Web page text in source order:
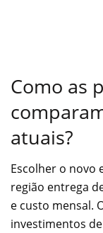
Como as
atuais?
Escolher o novo
região entrega
e custo mensal.
investimentos de